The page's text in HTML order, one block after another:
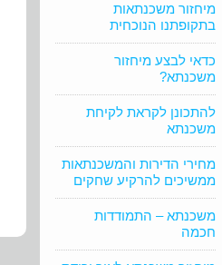
מיחזור משכנתאות
בתקופתנו הנוכחית
כדאי לבצע מיחזור
משכנתא?
להתכונן לקראת לקיחת
משכנתא
מחירי הדירות והמשכנתאות
ממשיכים להרקיע שחקים
משכנתא – התמודדות
חכמה